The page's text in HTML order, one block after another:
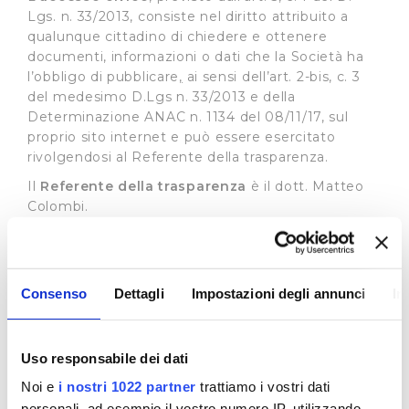
Consenso Dettagli Impostazioni degli annunci
Uso responsabile dei dati
Noi e i nostri 1022 partner trattiamo i vostri dati
Lgs. n. 33/2013, consiste nel diritto attribuito a
qualunque cittadino di chiedere e ottenere
documenti, informazioni o dati che la Società ha
l’obbligo di pubblicare, ai sensi dell’art. 2-bis, c. 3
del medesimo D.Lgs n. 33/2013 e della
Determinazione ANAC n. 1134 del 08/11/17, sul
proprio sito internet e può essere esercitato
rivolgendosi al Referente della trasparenza.
Il Referente della trasparenza è il dott. Matteo
Colombi.
Il recapito appositamente dedicato alla
presentazione di dette istante è il seguente:
accessocivico@publiacqua.it
qualificato e deve essere soddisfatta entro 30
dell’informazione o del dato richiesto sul sito